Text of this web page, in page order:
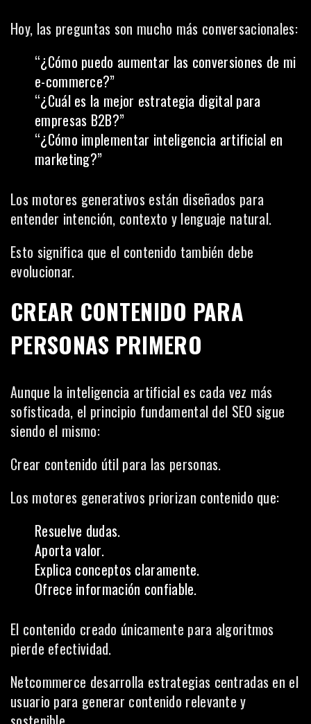
Hoy, las preguntas son mucho más conversacionales:
“¿Cómo puedo aumentar las conversiones de mi
e-commerce?”
“¿Cuál es la mejor estrategia digital para
empresas B2B?”
“¿Cómo implementar inteligencia artificial en
marketing?”
Los motores generativos están diseñados para
entender intención, contexto y lenguaje natural.
Esto significa que el contenido también debe
evolucionar.
CREAR CONTENIDO PARA
PERSONAS PRIMERO
Aunque la inteligencia artificial es cada vez más
sofisticada, el principio fundamental del SEO sigue
siendo el mismo:
Crear contenido útil para las personas.
Los motores generativos priorizan contenido que:
Resuelve dudas.
Aporta valor.
Explica conceptos claramente.
Ofrece información confiable.
El contenido creado únicamente para algoritmos
pierde efectividad.
Netcommerce desarrolla estrategias centradas en el
usuario para generar contenido relevante y